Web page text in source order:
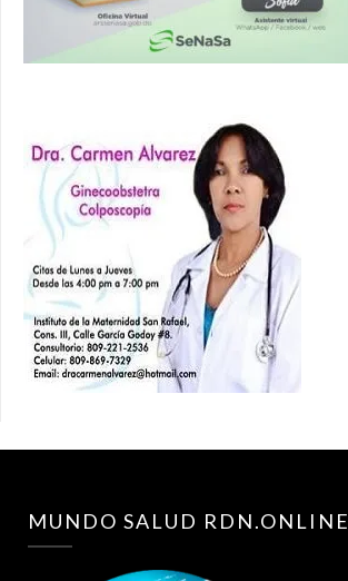
MUNDO SALUD RDN.ONLINE